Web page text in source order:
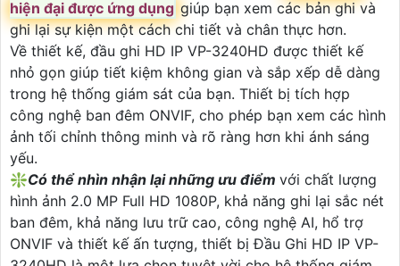
hiện đại được ứng dụng giúp bạn xem các bản ghi và
ghi lại sự kiện một cách chi tiết và chân thực hơn.
Về thiết kế, đầu ghi HD IP VP-3240HD được thiết kế
nhỏ gọn giúp tiết kiệm không gian và sắp xếp dễ dàng
trong hệ thống giám sát của bạn. Thiết bị tích hợp
công nghệ ban đêm ONVIF, cho phép bạn xem các hình
ảnh tối chỉnh thông minh và rõ ràng hơn khi ánh sáng
yếu.
❇Có thể nhìn nhận lại những ưu điểm với chất lượng
hình ảnh 2.0 MP Full HD 1080P, khả năng ghi lại sắc nét
ban đêm, khả năng lưu trữ cao, công nghệ AI, hổ trợ
ONVIF và thiết kế ấn tượng, thiết bị Đầu Ghi HD IP VP-